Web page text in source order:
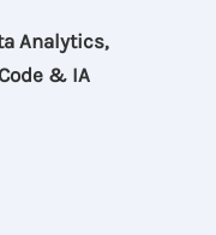
Analytics,
& IA